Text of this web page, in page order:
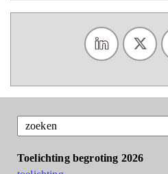
Toelichting begroting 2026